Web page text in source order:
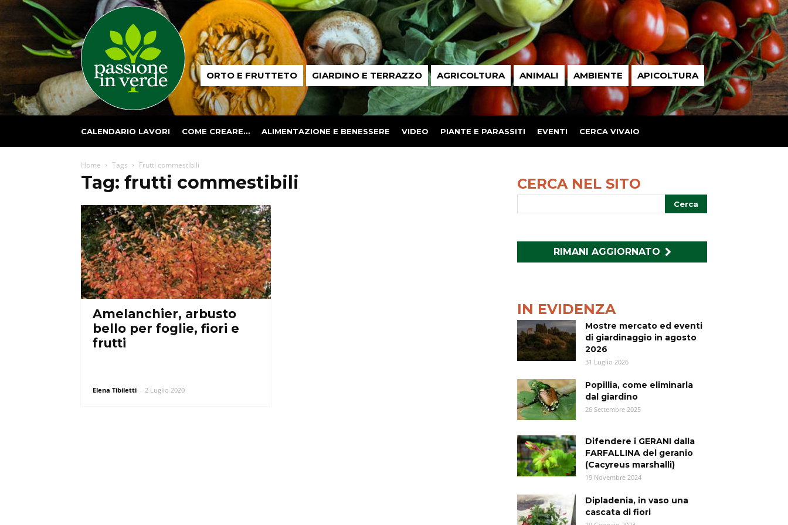
Passione
in ORTO E FRUTTETO GIARDINO E TERRAZZO AGRICOLTURA ANIMALI AMBIENTE APICOLTURA
CALENDARIO LAVORI COME CREARE… ALIMENTAZIONE E BENESSERE VIDEO PIANTE E PARASSITI EVENTI CERCA VIVAIO
Home Tags Frutti commestibili
Tag: frutti commestibili
Amelanchier, arbusto
bello per foglie, fiori e
frutti
Elena Tibiletti - 2 Luglio 2020
CERCA NEL SITO
RIMANI AGGIORNATO
IN EVIDENZA
Mostre mercato ed eventi
di giardinaggio in agosto
2026
31 Luglio 2026
Popillia, come eliminarla
dal giardino
26 Settembre 2025
Difendere i GERANI dalla
FARFALLINA del geranio
(Cacyreus marshalli)
19 Novembre 2024
Dipladenia, in vaso una
cascata di fiori